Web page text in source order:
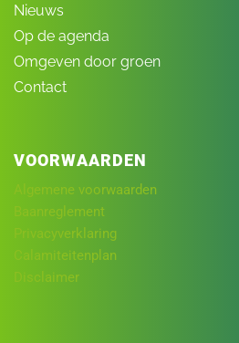
Nieuws
Op de agenda
Omgeven door groen
Contact
VOORWAARDEN
Algemene voorwaarden
Baanreglement
Privacyverklaring
Calamiteitenplan
Disclaimer